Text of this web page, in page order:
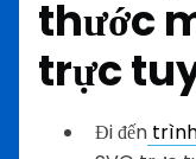
thước
trực
Đi đến